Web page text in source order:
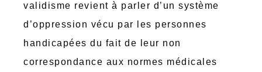
validisme revient à parler d’un système
d’oppression vécu par les personnes
handicapées du fait de leur non
correspondance aux normes médicales